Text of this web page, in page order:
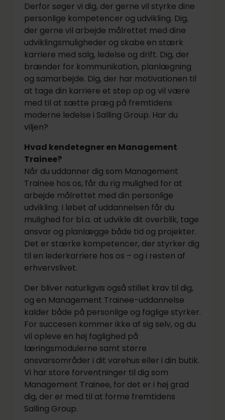
Derfor søger vi dig, der gerne vil styrke dine
personlige kompetencer og udvikling. Dig,
der gerne vil arbejde målrettet med dine
udviklingsmuligheder og skabe en stærk
karriere med salg, ledelse og drift. Dig, der
brænder for kommunikation, planlægning
og samarbejde. Dig, der har motivationen til
at tage din karriere et step op og vil være
med til at sætte præg på fremtidens
moderne ledelse i Salling Group. Har du
viljen?
Hvad kendetegner en Management
Trainee?
Når du uddanner dig som Management
Trainee hos os, får du rig mulighed for at
arbejde målrettet med din personlige
udvikling. I løbet af uddannelsen får du
mulighed for bl.a. at udvikle dit overblik, tage
ansvar og planlægge både tid og projekter.
Det er stærke kompetencer, der styrker dig
til en lederkarriere hos os – og i resten af
erhvervslivet.
Der bliver naturligvis også stillet krav til dig,
og en Management Trainee-uddannelse
kalder både på personlige og faglige styrker.
For succesen kommer ikke af sig selv, og du
vil opleve en høj faglighed på
læringsmodulerne samt større
ansvarsområder i dit varehus eller i din butik.
Vi har store forventninger til dig som
Management Trainee, for det er i høj grad
dig, der er med til at forme fremtidens
Salling Group.